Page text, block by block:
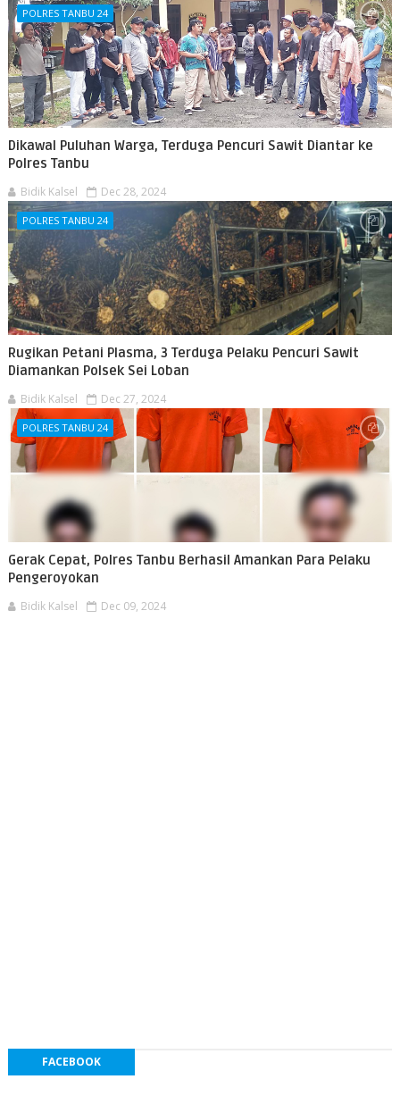
POLRES TANBU 24
Dikawal Puluhan Warga, Terduga Pencuri Sawit Diantar ke
Polres Tanbu
Bidik Kalsel Dec 28, 2024
POLRES TANBU 24
Rugikan Petani Plasma, 3 Terduga Pelaku Pencuri Sawit
Diamankan Polsek Sei Loban
Bidik Kalsel Dec 27, 2024
POLRES TANBU 24
Gerak Cepat, Polres Tanbu Berhasil Amankan Para Pelaku
Pengeroyokan
Bidik Kalsel Dec 09, 2024
FACEBOOK